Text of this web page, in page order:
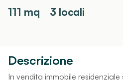
111 mq
3 locali
Descrizione
In vendita immobile